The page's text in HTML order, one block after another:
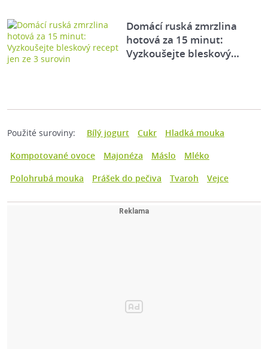
Domácí ruská zmrzlina
hotová za 15 minut:
Vyzkoušejte bleskový…
Použité suroviny: Bílý jogurt Cukr
Hladká mouka
Kompotované ovoce
Majonéza Máslo
Mléko
Polohrubá mouka
Prášek do pečiva Tvaroh Vejce